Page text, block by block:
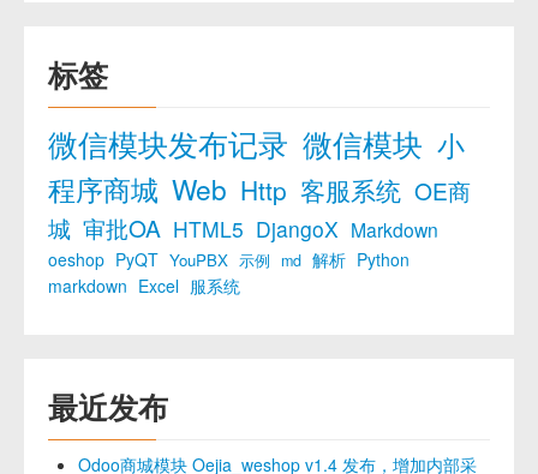
标签
微信模块发布记录 微信模块 小
程序商城 Web Http 客服系统 OE商
城 审批OA HTML5 DjangoX Markdown
oeshop PyQT YouPBX 示例 md 解析 Python
markdown Excel 服系统
最近发布
Odoo商城模块 Oejia_weshop v1.4 发布，增加内部采